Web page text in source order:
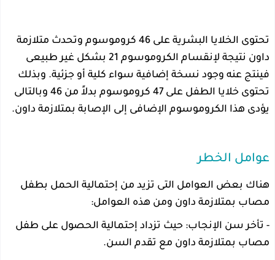
تحتوى الخلايا البشرية على 46 كروموسوم وتحدث متلازمة
داون نتيجة لإنقسام الكروموسوم 21 بشكل غير طبيعى
فينتج عنه وجود نسخة إضافية سواء كلية أو جزئية. وبذلك
تحتوى خلايا الطفل على 47 كروموسوم بدلاً من 46 وبالتالى
يؤدى هذا الكروموسوم الإضافى إلى الإصابة بمتلازمة داون.
عوامل الخطر
هناك بعض العوامل التى تزيد من إحتمالية الحمل بطفل
مصاب بمتلازمة داون ومن هذه العوامل:
- تأخر سن الإنجاب: حيث تزداد إحتمالية الحصول على طفل
مصاب بمتلازمة داون مع تقدم السن.